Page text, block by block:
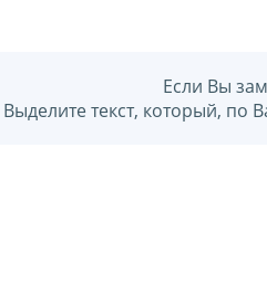
Если Вы
Выделите текст, который,